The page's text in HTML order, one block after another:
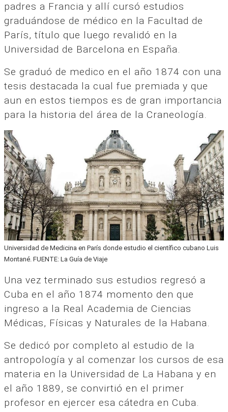
padres a Francia y allí cursó estudios
graduándose de médico en la Facultad de
París, título que luego revalidó en la
Universidad de Barcelona en España.
Se graduó de medico en el año 1874 con una
tesis destacada la cual fue premiada y que
aun en estos tiempos es de gran importancia
para la historia del área de la Craneología.
Universidad de Medicina en París donde estudio el científico cubano Luis
Montané. FUENTE: La Guía de Viaje
Una vez terminado sus estudios regresó a
Cuba en el año 1874 momento den que
ingreso a la Real Academia de Ciencias
Médicas, Físicas y Naturales de la Habana.
Se dedicó por completo al estudio de la
antropología y al comenzar los cursos de esa
materia en la Universidad de La Habana y en
el año 1889, se convirtió en el primer
profesor en ejercer esa cátedra en Cuba.